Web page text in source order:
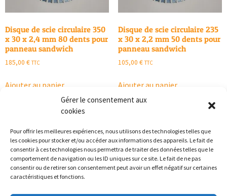
Gérer le consentement aux
cookies
Pour offrir les meilleures expériences, nous utilisons des technologies telles que
les cookies pour stocker et/ou accéder aux informations des appareils. Le fait de
consentir à ces technologies nous permettra de traiter des données telles que le
comportement de navigation ou les ID uniques sur ce site. Le fait de ne pas
consentir ou de retirer son consentement peut avoir un effet négatif sur certaines
caractéristiques et fonctions.
Disque de scie circulaire 350
x 30 x 2,4 mm 80 dents pour
panneau sandwich
185,00 € TTC
Ajouter au panier
Disque de scie circulaire 235
x 30 x 2,2 mm 50 dents pour
panneau sandwich
105,00 € TTC
Ajouter au panier